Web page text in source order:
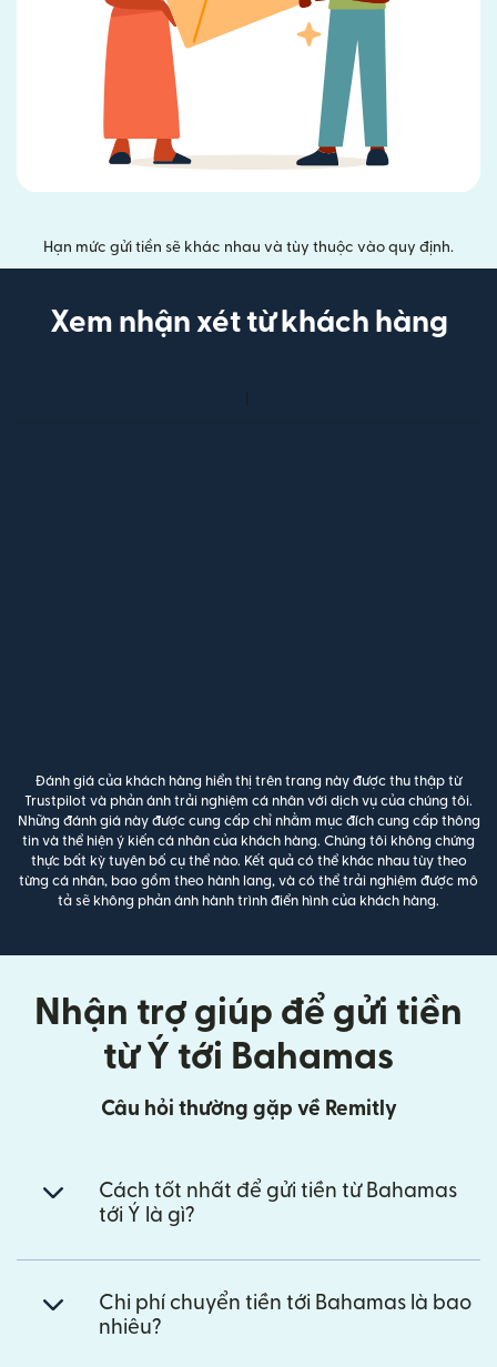
Hạn mức gửi tiền sẽ khác nhau và tùy thuộc vào quy định.
Xem nhận xét từ khách hàng
Đánh giá của khách hàng hiển thị trên trang này được thu thập từ
Trustpilot và phản ánh trải nghiệm cá nhân với dịch vụ của chúng tôi.
Những đánh giá này được cung cấp chỉ nhằm mục đích cung cấp thông
tin và thể hiện ý kiến cá nhân của khách hàng. Chúng tôi không chứng
thực bất kỳ tuyên bố cụ thể nào. Kết quả có thể khác nhau tùy theo
từng cá nhân, bao gồm theo hành lang, và có thể trải nghiệm được mô
tả sẽ không phản ánh hành trình điển hình của khách hàng.
Nhận trợ giúp để gửi tiền
từ Ý tới Bahamas
Câu hỏi thường gặp về Remitly
Cách tốt nhất để gửi tiền từ Bahamas
tới Ý là gì?
Chi phí chuyển tiền tới Bahamas là bao
nhiêu?